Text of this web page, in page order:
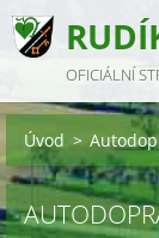
OFICIÁLNÍ
Úvod >